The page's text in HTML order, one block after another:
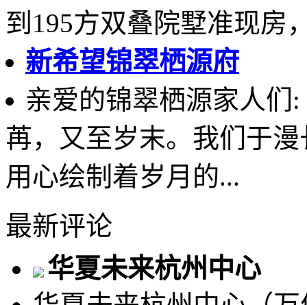
到195方双叠院墅准现房
新希望锦翠栖源府
亲爱的锦翠栖源家人们
苒，又至岁末。我们于
用心绘制着岁月的...
最新评论
华夏未来杭州中心